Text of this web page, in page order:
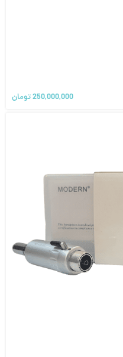
250,000,000تومان